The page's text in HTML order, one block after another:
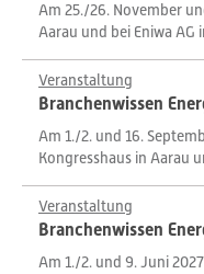
Am 25./26. November
Aarau und bei Eniwa AG
Veranstaltung
Branchenwissen
Am 1./2. und 16.
Kongresshaus in Aarau
Veranstaltung
Branchenwissen
Am 1./2. und 9. Juni